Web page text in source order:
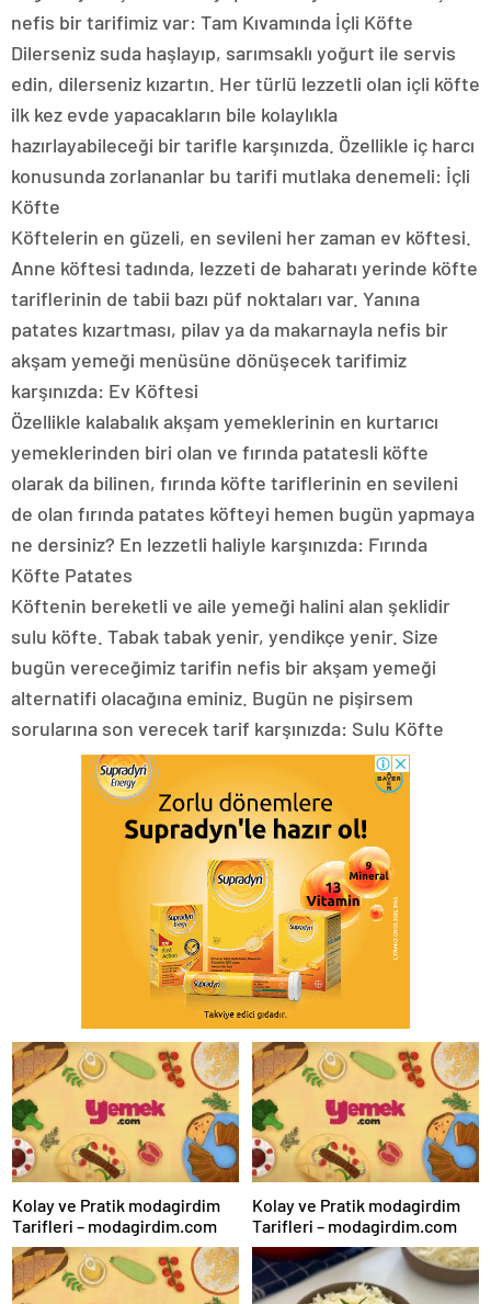
nefis bir tarifimiz var: Tam Kıvamında İçli Köfte
Dilerseniz suda haşlayıp, sarımsaklı yoğurt ile servis
edin, dilerseniz kızartın. Her türlü lezzetli olan içli köfte
ilk kez evde yapacakların bile kolaylıkla
hazırlayabileceği bir tarifle karşınızda. Özellikle iç harcı
konusunda zorlananlar bu tarifi mutlaka denemeli: İçli
Köfte
Köftelerin en güzeli, en sevileni her zaman ev köftesi.
Anne köftesi tadında, lezzeti de baharatı yerinde köfte
tariflerinin de tabii bazı püf noktaları var. Yanına
patates kızartması, pilav ya da makarnayla nefis bir
akşam yemeği menüsüne dönüşecek tarifimiz
karşınızda: Ev Köftesi
Özellikle kalabalık akşam yemeklerinin en kurtarıcı
yemeklerinden biri olan ve fırında patatesli köfte
olarak da bilinen, fırında köfte tariflerinin en sevileni
de olan fırında patates köfteyi hemen bugün yapmaya
ne dersiniz? En lezzetli haliyle karşınızda: Fırında
Köfte Patates
Köftenin bereketli ve aile yemeği halini alan şeklidir
sulu köfte. Tabak tabak yenir, yendikçe yenir. Size
bugün vereceğimiz tarifin nefis bir akşam yemeği
alternatifi olacağına eminiz. Bugün ne pişirsem
sorularına son verecek tarif karşınızda: Sulu Köfte
Kolay ve Pratik modagirdim
Tarifleri – modagirdim.com
Kolay ve Pratik modagirdim
Tarifleri – modagirdim.com